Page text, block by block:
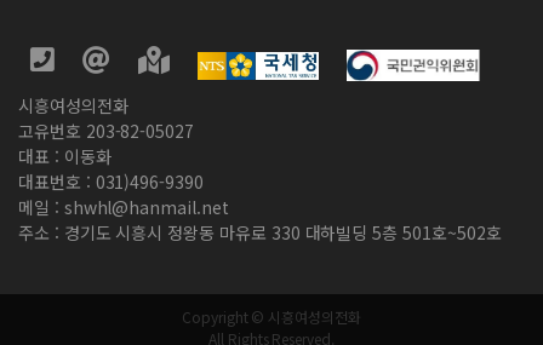
시흥여성의전화
고유번호 203-82-05027
대표 : 이동화
대표번호 : 031)496-9390
메일 : shwhl@hanmail.net
주소 : 경기도 시흥시 정왕동 마유로 330 대하빌딩 5층 501호~502호
Copyright © 시흥여성의전화
All Rights Reserved.